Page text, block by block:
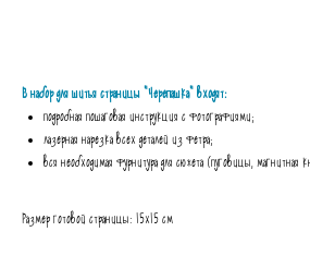
В набор для шитья страницы "Черепашка" входят:
подробная пошаговая инструкция с фотографиями;
лазерная нарезка всех деталей из фетра;
вся необходимая фурнитура для сюжета (пуговицы, магнитная
Размер готовой страницы: 15х15 см